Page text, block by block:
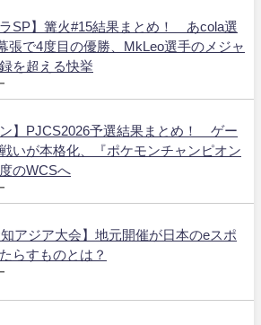
ラSP】篝火#15結果まとめ！ あcola選
張で4度目の優勝、MkLeo選手のメジャ
を超える快挙
ン】PJCS2026予選結果まとめ！ ゲー
いが本格化、『ポケモンチャンピオン
のWCSへ
知アジア大会】地元開催が日本のeスポ
らすものとは？